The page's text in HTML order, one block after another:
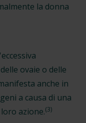
la donna
ovaie o delle
anche in
a causa di una
azione.(3)